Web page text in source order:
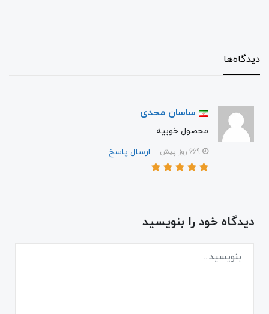
دیدگاه‌ها
ساسان محدی
محصول خوبیه
ارسال پاسخ
دیدگاه خود را بنویسید